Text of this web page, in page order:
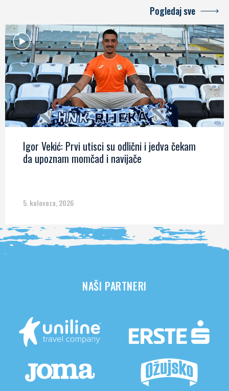
Pogledaj sve
Igor Vekić: Prvi utisci su odlični i jedva čekam
da upoznam momčad i navijače
5. kolovoza, 2026
NAŠI PARTNERI